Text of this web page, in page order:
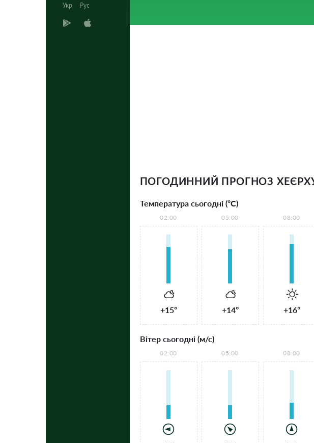
Укр
Рус
ПОГОДИННИЙ ПРОГНОЗ
Температура сьогодні (°С)
02:00
+15°
05:00
+14°
08:00
+16°
Вітер сьогодні (м/с)
02:00 05:00 08:00